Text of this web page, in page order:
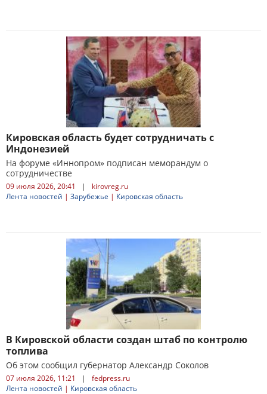
Кировская область будет сотрудничать с
Индонезией
На форуме «Иннопром» подписан меморандум о
сотрудничестве
09 июля 2026, 20:41 |
kirovreg.ru
Лента новостей | Зарубежье | Кировская область
В Кировской области создан штаб по контролю
топлива
Об этом сообщил губернатор Александр Соколов
07 июля 2026, 11:21 |
fedpress.ru
Лента новостей | Кировская область